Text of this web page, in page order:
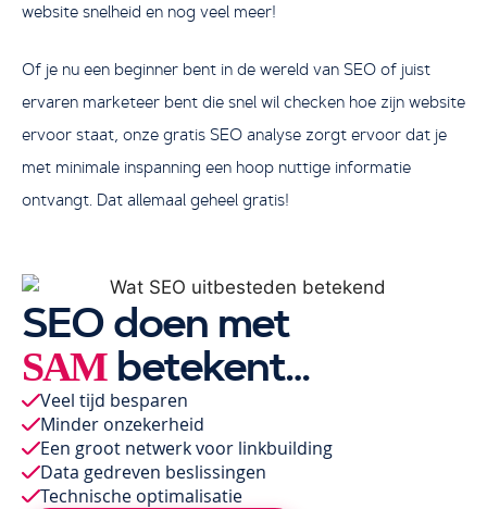
website snelheid en nog veel meer!
Of je nu een beginner bent in de wereld van SEO of juist
ervaren marketeer bent die snel wil checken hoe zijn website
ervoor staat, onze gratis SEO analyse zorgt ervoor dat je
met minimale inspanning een hoop nuttige informatie
ontvangt. Dat allemaal geheel gratis!
SEO doen met
SAMbetekent…
Veel tijd besparen
Minder onzekerheid
Een groot netwerk voor linkbuilding
Data gedreven beslissingen
Technische optimalisatie